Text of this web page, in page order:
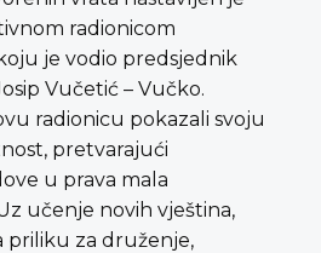
radionicom
je vodio predsjednik
Vučetić – Vučko.
radionicu pokazali svoju
pretvarajući
u prava mala
učenje novih vještina,
priliku za druženje,